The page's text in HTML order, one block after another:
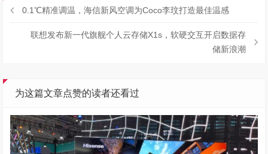
0.1℃精准调温，海信新风空调为Coco李玟打造最佳温感
联想发布新一代旗舰个人云存储X1s，软硬交互开启数据存
储新浪潮
为这篇文章点赞的读者还看过